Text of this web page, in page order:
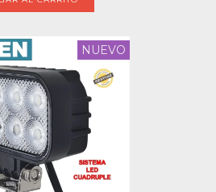
NUEVO